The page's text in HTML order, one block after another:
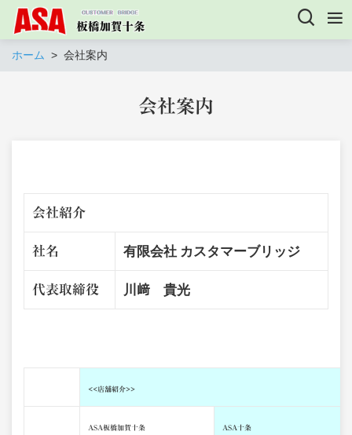
ホーム 会社案内
会社案内
会社紹介
社名 有限会社 カスタマーブリッジ
代表取締役 川﨑 貴光
<<店舗紹介>>
ASA板橋加賀十条 ASA十条